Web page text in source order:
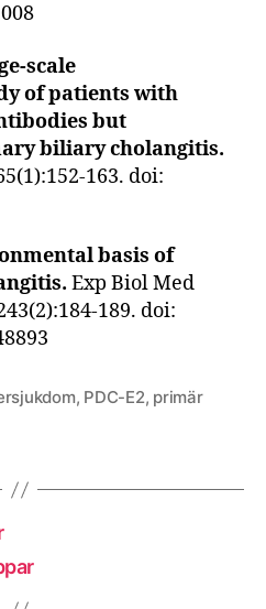
scale
of patients with
but
biliary cholangitis.
163. doi:
basis of
Exp Biol Med
189. doi:
, PDC-E2, primär